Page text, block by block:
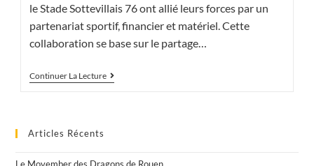
le Stade Sottevillais 76 ont allié leurs forces par un
partenariat sportif, financier et matériel. Cette
collaboration se base sur le partage…
Continuer La LectureLe
Fonds
Articles Récents